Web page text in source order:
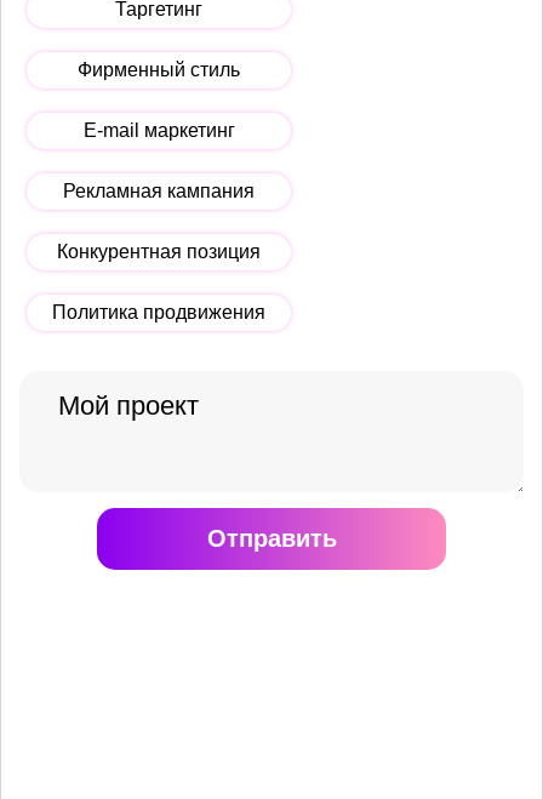
Таргетинг
Фирменный стиль
E-mail маркетинг
Рекламная кампания
Конкурентная позиция
Политика продвижения
Отправить